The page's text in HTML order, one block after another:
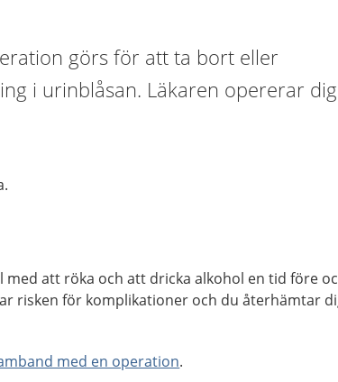
görs för att ta bort eller
i urinblåsan. Läkaren opererar dig
att röka och att dricka alkohol en tid före
risken för komplikationer och du återhämtar
med en operation.